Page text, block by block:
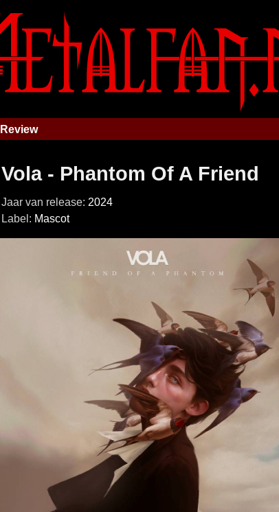
Review
Vola - Phantom Of A Friend
Jaar van release: 2024
Label: Mascot